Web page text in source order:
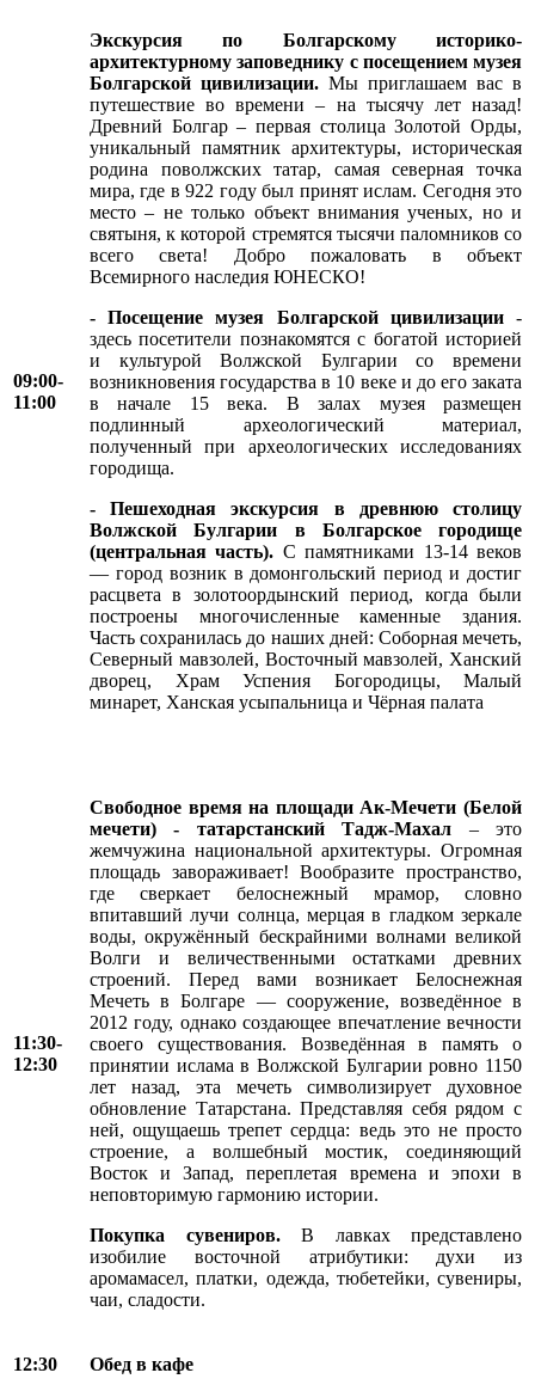
09:00-
11:00
Экскурсия по Болгарскому историко-
архитектурному заповеднику с посещением музея
Болгарской цивилизации. Мы приглашаем вас в
путешествие во времени – на тысячу лет назад!
Древний Болгар – первая столица Золотой Орды,
уникальный памятник архитектуры, историческая
родина поволжских татар, самая северная точка
мира, где в 922 году был принят ислам. Сегодня это
место – не только объект внимания ученых, но и
святыня, к которой стремятся тысячи паломников со
всего света! Добро пожаловать в объект
Всемирного наследия ЮНЕСКО!
- Посещение музея Болгарской цивилизации-
здесь посетители познакомятся с богатой историей
и культурой Волжской Булгарии со времени
возникновения государства в 10 веке и до его заката
в начале 15 века. В залах музея размещен
подлинный археологический материал,
полученный при археологических исследованиях
городища.
- Пешеходная экскурсия в древнюю столицу
Волжской Булгарии в Болгарское городище
(центральная часть). С памятниками 13-14 веков
— город возник в домонгольский период и достиг
расцвета в золотоордынский период, когда были
построены многочисленные каменные здания.
Часть сохранилась до наших дней: Соборная мечеть,
Северный мавзолей, Восточный мавзолей, Ханский
дворец, Храм Успения Богородицы, Малый
минарет, Ханская усыпальница и Чёрная палата
11:30-
12:30
Свободное время на площади Ак-Мечети (Белой
мечети) - татарстанский Тадж-Махал – это
жемчужина национальной архитектуры. Огромная
площадь завораживает! Вообразите пространство,
где сверкает белоснежный мрамор, словно
впитавший лучи солнца, мерцая в гладком зеркале
воды, окружённый бескрайними волнами великой
Волги и величественными остатками древних
строений. Перед вами возникает Белоснежная
Мечеть в Болгаре — сооружение, возведённое в
2012 году, однако создающее впечатление вечности
своего существования. Возведённая в память о
принятии ислама в Волжской Булгарии ровно 1150
лет назад, эта мечеть символизирует духовное
обновление Татарстана. Представляя себя рядом с
ней, ощущаешь трепет сердца: ведь это не просто
строение, а волшебный мостик, соединяющий
Восток и Запад, переплетая времена и эпохи в
неповторимую гармонию истории.
Покупка сувениров.В лавках представлено
изобилие восточной атрибутики: духи из
аромамасел, платки, одежда, тюбетейки, сувениры,
чаи, сладости.
12:30 Обед в кафе